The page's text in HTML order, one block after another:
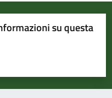
su questa
su 5